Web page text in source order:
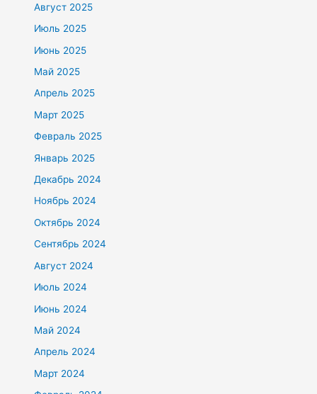
Август 2025
Июль 2025
Июнь 2025
Май 2025
Апрель 2025
Март 2025
Февраль 2025
Январь 2025
Декабрь 2024
Ноябрь 2024
Октябрь 2024
Сентябрь 2024
Август 2024
Июль 2024
Июнь 2024
Май 2024
Апрель 2024
Март 2024